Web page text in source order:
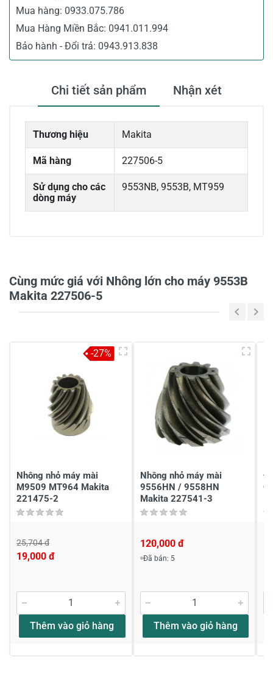
Mua hàng: 0933.075.786
Mua Hàng Miền Bắc: 0941.011.994
Bảo hành - Đổi trả: 0943.913.838
Chi tiết sản phẩm Nhận xét
Thương hiệu Makita
Mã hàng 227506-5
Sử dụng cho các
dòng máy
9553NB, 9553B, MT959
2
-
1
-
Chia sẻ nhận xét về sản phẩm
Viết nhận xét về sản phẩm
Đánh giá sao
Cùng mức giá với Nhông lớn cho máy 9553B
Makita 227506-5
Nhông nhỏ máy mài
M9509 MT964 Makita
221475-2
25,704 đ
19,000 đ
Thêm vào giỏ hàng
-27%
Nhông nhỏ máy mài
9556HN / 9558HN
Makita 227541-3
120,000 đ
Đã bán: 5
Thêm vào giỏ hàng